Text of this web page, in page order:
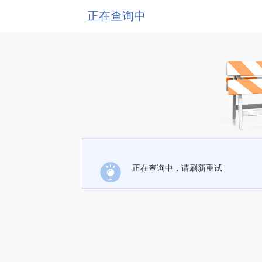
正在查询中
正在查询中，请刷新重试